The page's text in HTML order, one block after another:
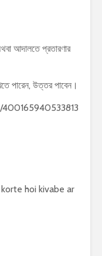
আদালতে প্রতারণার
পারেন, উত্তর পাবেন।
hoi kivabe ar